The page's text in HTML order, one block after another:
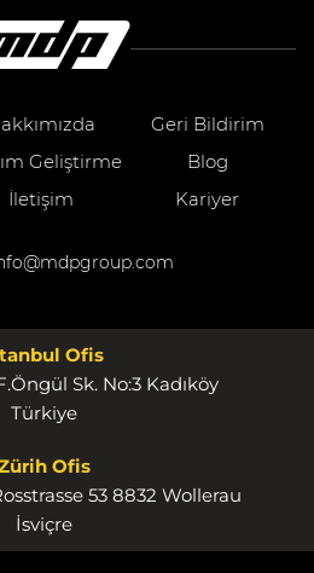
Geri Bildirim
Geliştirme
Blog
İletişim Kariyer
Ofis
Sk. No:3 Kadıköy
Türkiye
Ofis
53 8832 Wollerau
İsviçre